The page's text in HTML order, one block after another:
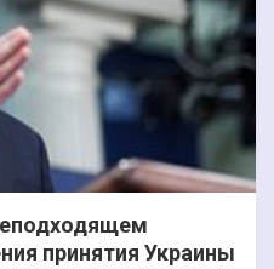
принятия Украины